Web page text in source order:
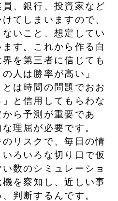
、銀行、投資家など
てしまいますので、
いこと、想定してい
す。これから作る自
を第三者に信じても
人は勝率が高い」
とは時間の問題でおお
と信用してもらわな
ら予測が重要であ
理屈が必要です。
リスクで、毎日の情
ろいろな切り口で仮
数のシミュレーショ
を察知し、近しい事
判断するんです。